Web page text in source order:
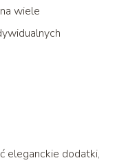
wiele
eleganckie dodatki,